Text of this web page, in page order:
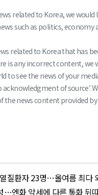
related to Korea, we
such as politics, economy
related to Korea that has
is any incorrect content,
to see the news of your
of source’.
news content provided
질환자 23명…올여름 최다
엔화 약세에 다른 통화 뒤